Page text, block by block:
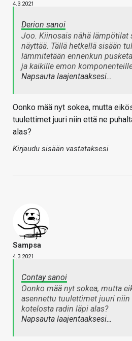
4.3.2021
Derion sanoi
Joo. Kiinosais nähä lämpötilat
näyttää. Tällä hetkellä sisään
lämmitetään ennenkun
ja kaikille emon
Napsauta laajentaaksesi…
Oonko mää nyt sokea, mutta
tuulettimet juuri niin että ne
alas?
Kirjaudu sisään vastataksesi
Sampsa
4.3.2021
Contay sanoi
Oonko mää nyt sokea, mutta
asennettu tuulettimet juuri niin
kotelosta radin läpi alas?
Napsauta laajentaaksesi…